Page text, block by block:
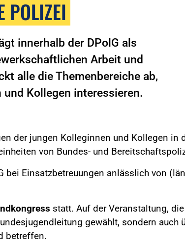
POLIZEI
innerhalb der DPolG als
Arbeit und
alle die Themenbereiche ab,
Kollegen interessieren.
der jungen Kolleginnen und Kollegen in
von Bundes- und
bei Einsatzbetreuungen anlässlich von
statt. Auf der Veranstaltung,
gewählt, sondern auch
betreffen.